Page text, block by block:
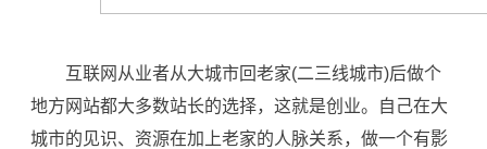
互联网从业者从大城市回老家(二三线城市)后做个
地方网站都大多数站长的选择，这就是创业。自己在大
城市的见识、资源在加上老家的人脉关系，做一个有影